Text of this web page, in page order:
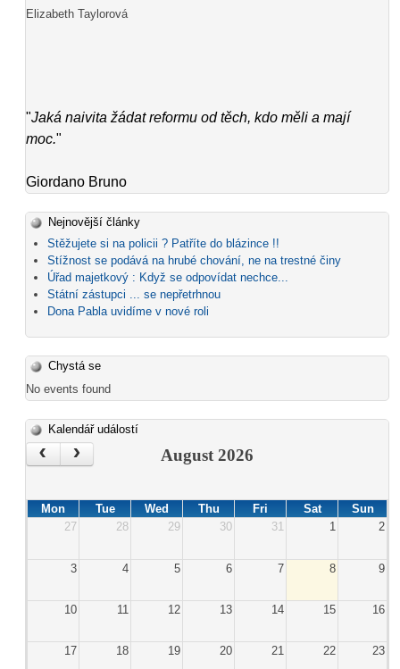
Elizabeth Taylorová
"Jaká naivita žádat reformu od těch, kdo měli a mají
moc."
Giordano Bruno
Nejnovější články
Stěžujete si na policii ? Patříte do blázince !!
Stížnost se podává na hrubé chování, ne na trestné činy
Úřad majetkový : Když se odpovídat nechce...
Státní zástupci ... se nepřetrhnou
Dona Pabla uvidíme v nové roli
Chystá se
No events found
Kalendář událostí
‹ › August 2026
Mon Tue Wed Thu Fri Sat
Sun
27
28 29 30 31 1 2
3 4 5 6 7 8 9
10 11 12 13 14 15 16
17 18 19 20 21 22 23